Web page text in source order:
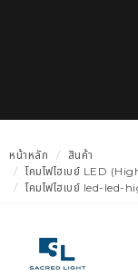
หน้าหลัก
สินค้า
โคมไฟไฮเบย์ LED
โคมไฟไฮเบย์ led-led-